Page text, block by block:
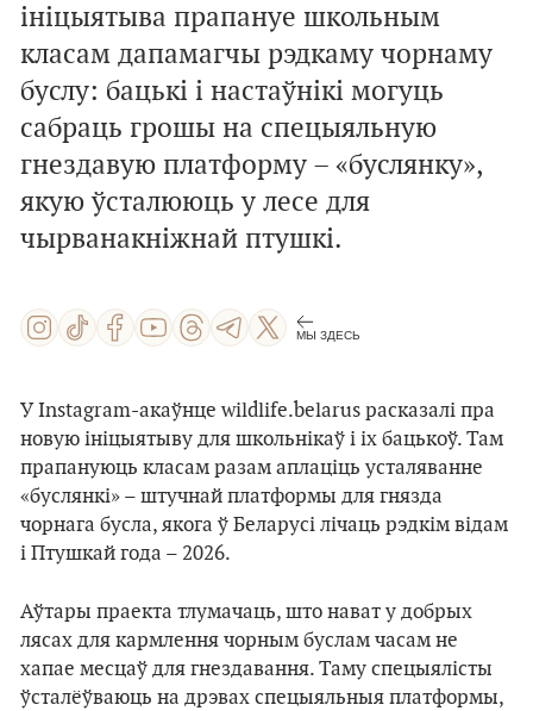
ініцыятыва прапануе школьным
класам дапамагчы рэдкаму чорнаму
буслу: бацькі і настаўнікі могуць
сабраць грошы на спецыяльную
гнездавую платформу – «буслянку»,
якую ўсталююць у лесе для
чырванакніжнай птушкі.
МЫ ЗДЕСЬ
У Instagram-акаўнце wildlife.belarus расказалі пра
новую ініцыятыву для школьнікаў і іх бацькоў. Там
прапануюць класам разам аплаціць усталяванне
«буслянкі» – штучнай платформы для гнязда
чорнага бусла, якога ў Беларусі лічаць рэдкім відам
і Птушкай года – 2026.
Аўтары праекта тлумачаць, што нават у добрых
лясах для кармлення чорным буслам часам не
хапае месцаў для гнездавання. Таму спецыялісты
ўсталёўваюць на дрэвах спецыяльныя платформы,